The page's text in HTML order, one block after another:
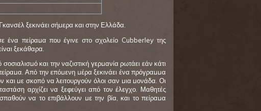
ξεκινάει σήμερα και στην Ελλάδα.
ένα πείραμα που έγινε στο σχολείο Cubberley της
ξεκάθαρα.
και την ναζιστική γερμανία ρωτάει εάν κάτι
Από την επόμενη μέρα ξεκινάει ένα πρόγραμμα
και με σκοπό να λειτουργούν όλοι σαν μια μονάδα. Οι
αρχίζει να ξεφεύγει από τον έλεγχο. Μαθητές
να το επιβάλλουν με την βία, και το πείραμα